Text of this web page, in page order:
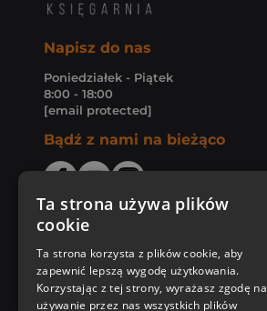
Napisz do nas
Poniedziałek - Piątek
8:00 - 18:00
[email protected]
Bądź z nami na bieżąco
Zakupy u nas
Ta strona używa plików
cookie
Ta strona korzysta z plików cookie, aby
zapewnić lepszą wygodę użytkowania.
Korzystając z tej strony, wyrażasz zgodę na
używanie przez nas wszystkich plików